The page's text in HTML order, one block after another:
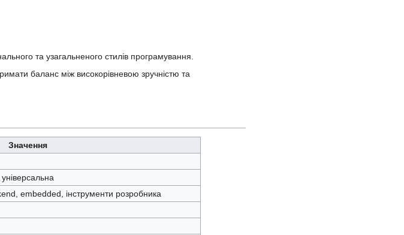
та узагальненого стилів програмування.
баланс між високорівневою зручністю та
Значення
embedded, інструменти розробника